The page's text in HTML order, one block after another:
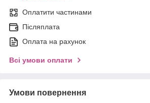
Оплатити частинами
Післяплата
Оплата на рахунок
Всі умови оплати
Умови повернення